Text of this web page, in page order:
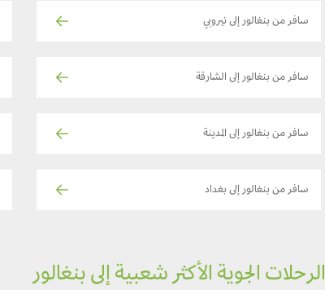
سافر من بنغالور إلى نيروبي
سافر من بنغالور إلى الشارقة
سافر من بنغالور إلى المدينة
سافر من بنغالور إلى بغداد
الرحلات الجوية الأكثر شعبية إلى بنغالور